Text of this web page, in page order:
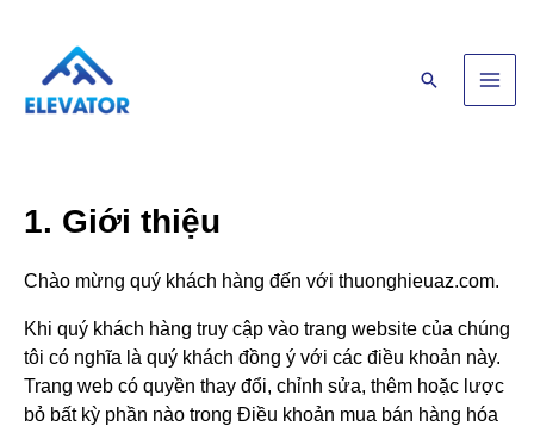
content
Search
1. Giới thiệu
Chào mừng quý khách hàng đến với thuonghieuaz.com.
Khi quý khách hàng truy cập vào trang website của chúng
tôi có nghĩa là quý khách đồng ý với các điều khoản này.
Trang web có quyền thay đổi, chỉnh sửa, thêm hoặc lược
bỏ bất kỳ phần nào trong Điều khoản mua bán hàng hóa